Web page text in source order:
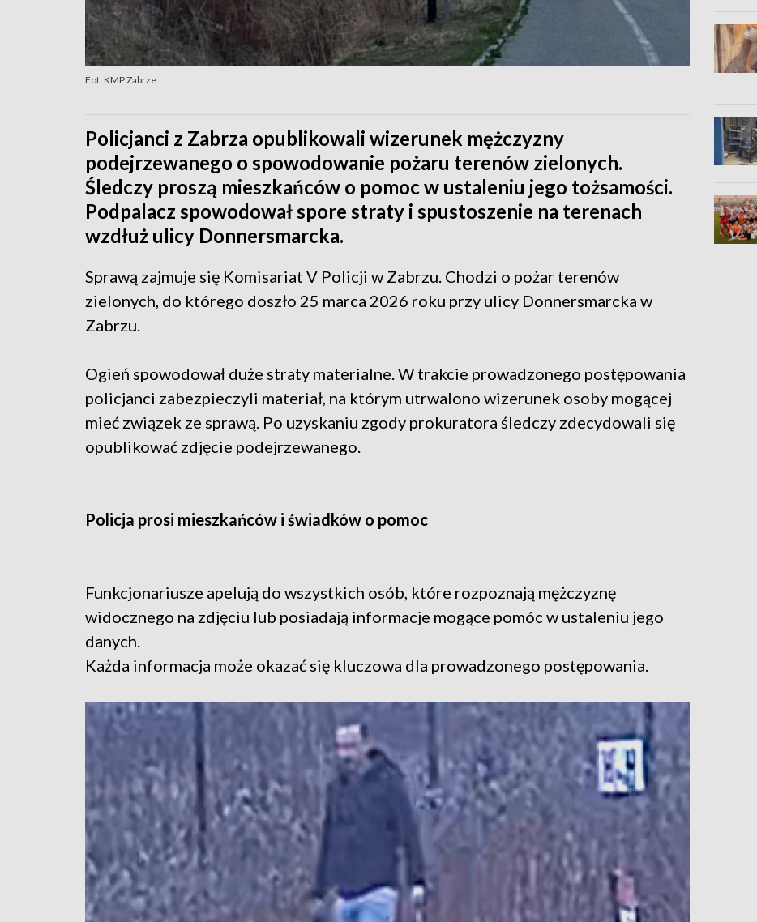
Fot. KMP Zabrze
Policjanci z Zabrza opublikowali wizerunek mężczyzny
podejrzewanego o spowodowanie pożaru terenów zielonych.
Śledczy proszą mieszkańców o pomoc w ustaleniu jego tożsamości.
Podpalacz spowodował spore straty i spustoszenie na terenach
wzdłuż ulicy Donnersmarcka.
Sprawą zajmuje się Komisariat V Policji w Zabrzu. Chodzi o pożar terenów
zielonych, do którego doszło 25 marca 2026 roku przy ulicy Donnersmarcka w
Zabrzu.
Ogień spowodował duże straty materialne. W trakcie prowadzonego postępowania
policjanci zabezpieczyli materiał, na którym utrwalono wizerunek osoby mogącej
mieć związek ze sprawą. Po uzyskaniu zgody prokuratora śledczy zdecydowali się
opublikować zdjęcie podejrzewanego.
Policja prosi mieszkańców i świadków o pomoc
Funkcjonariusze apelują do wszystkich osób, które rozpoznają mężczyznę
widocznego na zdjęciu lub posiadają informacje mogące pomóc w ustaleniu jego
danych.
Każda informacja może okazać się kluczowa dla prowadzonego postępowania.